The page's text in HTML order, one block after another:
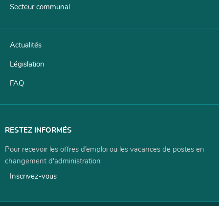
Secteur communal
Actualités
Législation
FAQ
RESTEZ INFORMÉS
Pour recevoir les offres d’emploi ou les vacances de postes en
changement d'administration
Inscrivez-vous